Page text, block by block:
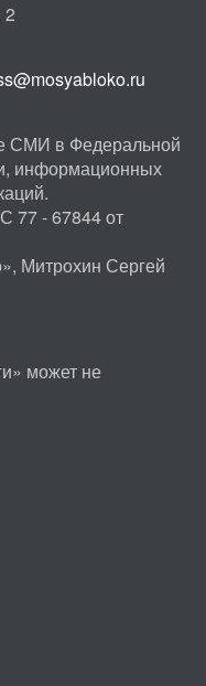
2
СМИ в Федеральной
информационных
77 - 67844 от
Митрохин Сергей
может не